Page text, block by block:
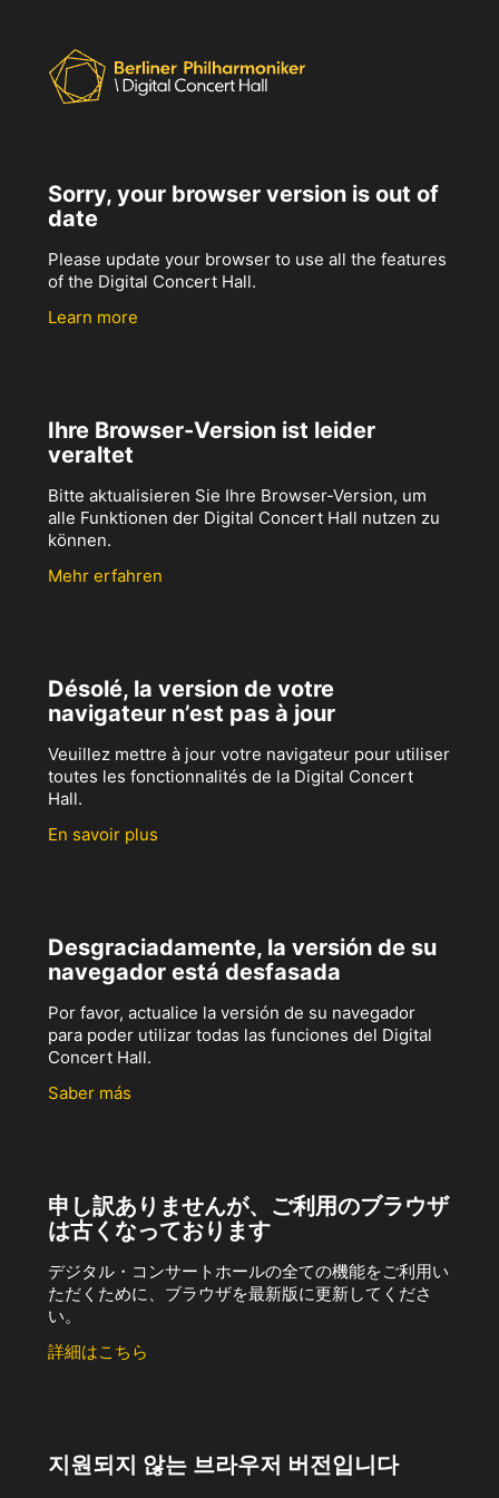
Sorry, your browser version is out of
date
Please update your browser to use all the features
of the Digital Concert Hall.
Learn more
Ihre Browser-Version ist leider
veraltet
Bitte aktualisieren Sie Ihre Browser-Version, um
alle Funktionen der Digital Concert Hall nutzen zu
können.
Mehr erfahren
Désolé, la version de votre
navigateur n’est pas à jour
Veuillez mettre à jour votre navigateur pour utiliser
toutes les fonctionnalités de la Digital Concert
Hall.
En savoir plus
Desgraciadamente, la versión de su
navegador está desfasada
Por favor, actualice la versión de su navegador
para poder utilizar todas las funciones del Digital
Concert Hall.
Saber más
申し訳ありませんが、ご利用のブラウザ
は古くなっております
デジタル・コンサートホールの全ての機能をご利用い
ただくために、ブラウザを最新版に更新してくださ
い。
詳細はこちら
지원되지 않는 브라우저 버전입니다